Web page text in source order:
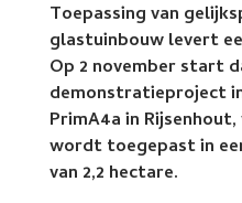
Toepassing van
glastuinbouw levert
Op 2 november start
demonstratieproject
PrimA4a in
wordt toegepast in
van 2,2 hectare.